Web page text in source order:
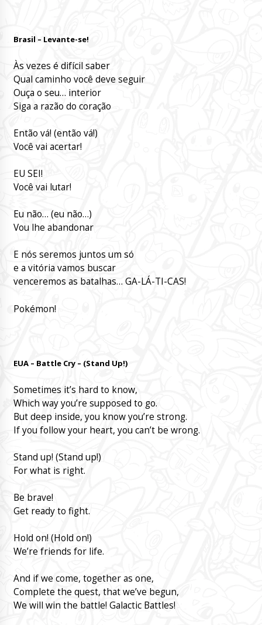
Brasil – Levante-se!
Às vezes é difícil saber
Qual caminho você deve seguir
Ouça o seu… interior
Siga a razão do coração
Então vá! (então vá!)
Você vai acertar!
EU SEI!
Você vai lutar!
Eu não… (eu não…)
Vou lhe abandonar
E nós seremos juntos um só
e a vitória vamos buscar
venceremos as batalhas… GA-LÁ-TI-CAS!
Pokémon!
EUA – Battle Cry – (Stand Up!)
Sometimes it’s hard to know,
Which way you’re supposed to go.
But deep inside, you know you’re strong.
If you follow your heart, you can’t be wrong.
Stand up! (Stand up!)
For what is right.
Be brave!
Get ready to fight.
Hold on! (Hold on!)
We’re friends for life.
And if we come, together as one,
Complete the quest, that we’ve begun,
We will win the battle! Galactic Battles!